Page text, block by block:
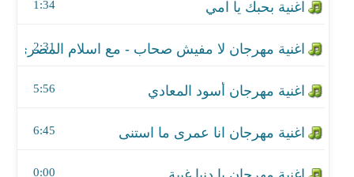
1:34
2:31
5:56
6:45
اغنية مهرجان يا دنيا غبية
0:00
اغنية مهرجان دلع دلع
اغنية مهرجان وداع يا جراح